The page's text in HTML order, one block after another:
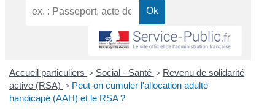
Accueil particuliers > Social - Santé > Revenu de solidarité
active (RSA) > Peut-on cumuler l'allocation adulte
handicapé (AAH) et le RSA ?